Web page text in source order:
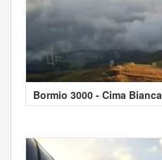
Bormio 3000 - Cima Bianca